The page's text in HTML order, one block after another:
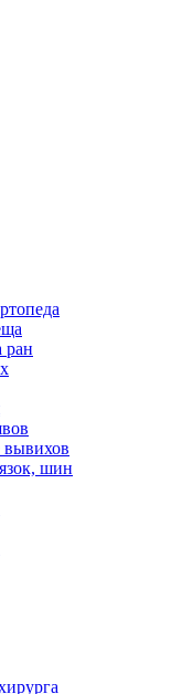
ран
вывихов
шин